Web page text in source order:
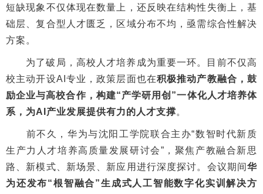
短缺现象不仅体现在数量上，还反映在结构性失衡上，基
础层、复合型人才匮乏，区域分布不均，亟需综合性解决
方案。
为了破局，高校人才培养成为重要一环。目前不仅高
校主动开设AI专业，政策层面也在积极推动产教融合，鼓
励企业与高校合作，构建“产学研用创”一体化人才培养体
系，为AI产业发展提供有力的人才支撑。
前不久，华为与沈阳工学院联合主办“数智时代新质
生产力人才培养高质量发展研讨会”，聚焦产教融合新思
路、新模式、新场景、新应用进行深度探讨。会议期间华
为还发布“根智融合”生成式人工智能数字化实训解决方